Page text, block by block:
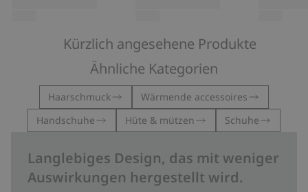
Kürzlich angesehene Produkte
Ähnliche Kategorien
Haarschmuck
Wärmende accessoires
Handschuhe
Hüte & mützen Schuhe
Langlebiges Design, das mit weniger
Auswirkungen hergestellt wird.